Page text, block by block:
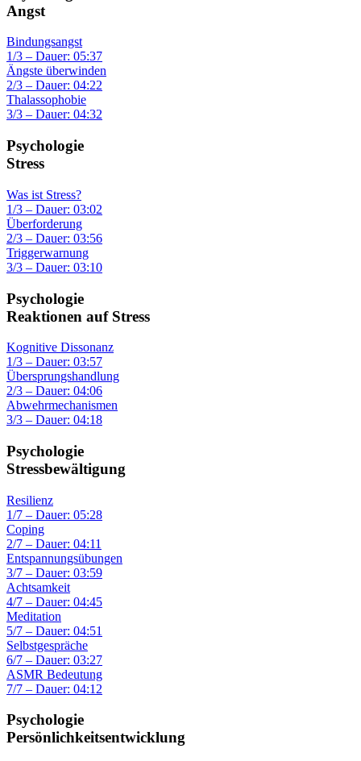
Angst
Bindungsangst
1/3 – Dauer: 05:37
Ängste überwinden
2/3 – Dauer: 04:22
Thalassophobie
3/3 – Dauer: 04:32
Psychologie
Stress
Was ist Stress?
1/3 – Dauer: 03:02
Überforderung
2/3 – Dauer: 03:56
Triggerwarnung
3/3 – Dauer: 03:10
Psychologie
Reaktionen auf Stress
Kognitive Dissonanz
1/3 – Dauer: 03:57
Übersprungshandlung
2/3 – Dauer: 04:06
Abwehrmechanismen
3/3 – Dauer: 04:18
Psychologie
Stressbewältigung
Resilienz
1/7 – Dauer: 05:28
Coping
2/7 – Dauer: 04:11
Entspannungsübungen
3/7 – Dauer: 03:59
Achtsamkeit
4/7 – Dauer: 04:45
Meditation
5/7 – Dauer: 04:51
Selbstgespräche
6/7 – Dauer: 03:27
ASMR Bedeutung
7/7 – Dauer: 04:12
Psychologie
Persönlichkeitsentwicklung